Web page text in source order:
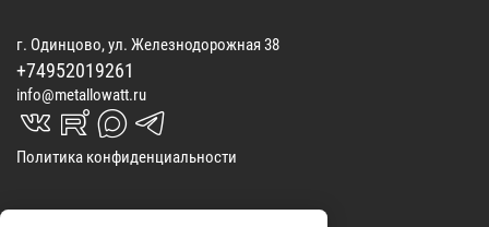
г. Одинцово, ул. Железнодорожная 38
+74952019261
info@metallowatt.ru
vk_in rutube_in max_s telegrams_in
Политика конфиденциальности